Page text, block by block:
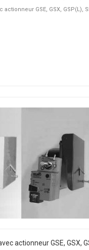
GSE, GSX, GSP(L),
actionneur GSE, GSX,